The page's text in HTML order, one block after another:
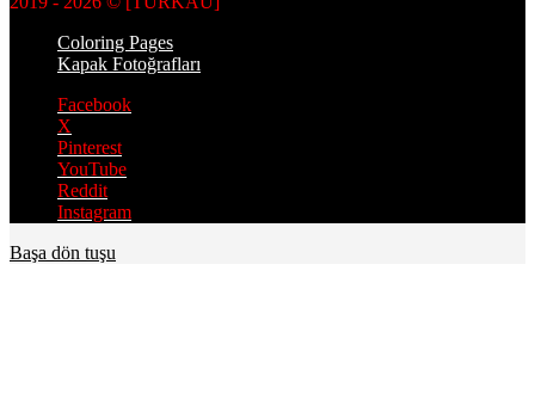
Coloring Pages
Kapak Fotoğrafları
Facebook
X
Pinterest
YouTube
Reddit
Instagram
Başa dön tuşu